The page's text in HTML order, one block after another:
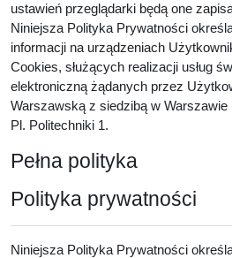
ustawień przeglądarki będą one
Niniejsza Polityka Prywatności
informacji na urządzeniach
Cookies, służących realizacji usług
elektroniczną żądanych przez
Warszawską z siedzibą w
Pl. Politechniki 1.
Pełna polityka
Polityka prywatności
Niniejsza Polityka Prywatności